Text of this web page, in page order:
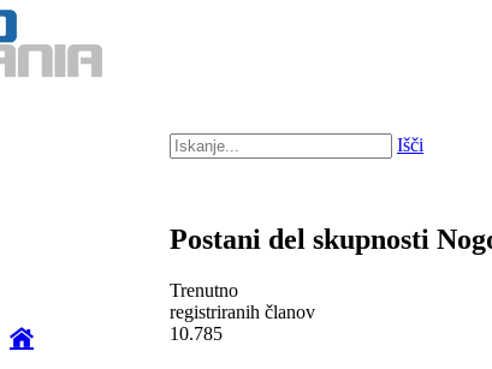
Išči
Postani del skupnosti
Trenutno
registriranih članov
10.785